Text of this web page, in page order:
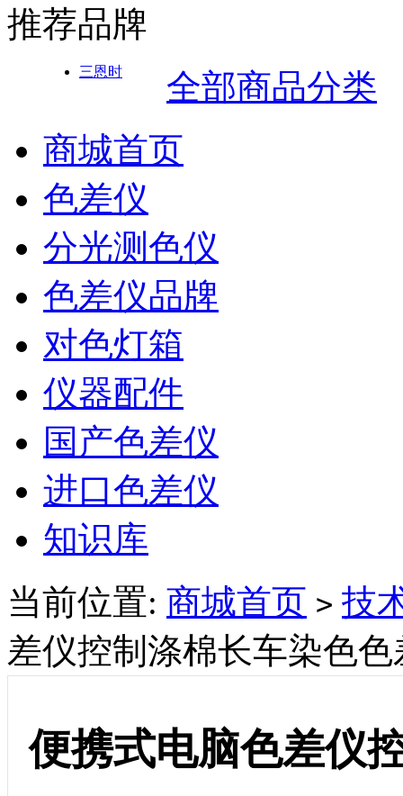
推荐品牌
三恩时
全部商品分类
商城首页
色差仪
分光测色仪
色差仪品牌
对色灯箱
仪器配件
国产色差仪
进口色差仪
知识库
当前位置: 商城首页 > 技
差仪控制涤棉长车染色色
便携式电脑色差仪